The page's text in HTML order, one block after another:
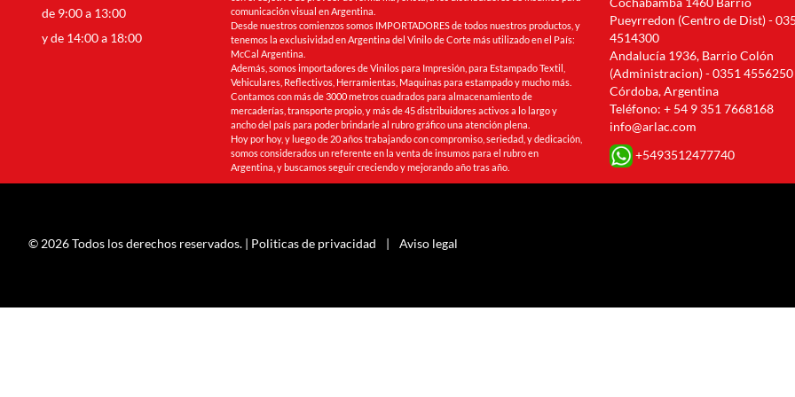
de 9:00 a 13:00
y de 14:00 a 18:00
comunicación visual en Argentina.
Desde nuestros comienzos somos IMPORTADORES de todos nuestros productos, y
tenemos la exclusividad en Argentina del Vinilo de Corte más utilizado en el País:
McCal Argentina.
Además, somos importadores de Vinilos para Impresión, para Estampado Textil,
Vehiculares, Reflectivos, Herramientas, Maquinas para estampado y mucho más.
Contamos con más de 3000 metros cuadrados para almacenamiento de
mercaderías, transporte propio, y más de 45 distribuidores activos a lo largo y
ancho del país para poder brindarle al rubro gráfico una atención plena.
Hoy por hoy, y luego de 20 años trabajando con compromiso, seriedad, y dedicación,
somos considerados un referente en la venta de insumos para el rubro en
Argentina, y buscamos seguir creciendo y mejorando año tras año.
Pueyrredon (Centro de Dist) -
4514300
Andalucía 1936, Barrio Colón
(Administracion) - 0351 4556250
Córdoba, Argentina
Teléfono: + 54 9 351 7668168
info@arlac.com
+5493512477740
© 2026 Todos los derechos reservados. | Politicas de privacidad | Aviso legal